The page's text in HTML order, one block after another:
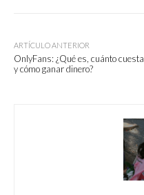
ARTÍCULO ANTERIOR
OnlyFans: ¿Qué es, cuánto cuesta
y cómo ganar dinero?